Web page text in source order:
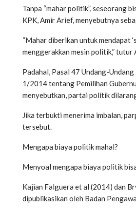
Tanpa “mahar politik”, seseorang
KPK, Amir Arief, menyebutnya
“Mahar diberikan untuk mendapat
menggerakkan mesin politik,” tutur
Padahal, Pasal 47 Undang-
1/2014 tentang Pemilihan
menyebutkan, partai politik
Jika terbukti menerima imbalan,
tersebut.
Mengapa biaya politik mahal?
Menyoal mengapa biaya politik
Kajian Falguera et al (2014) dan
dipublikasikan oleh Badan